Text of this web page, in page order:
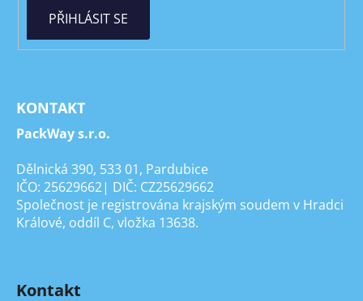
PŘIHLÁSIT SE
KONTAKT
PackWay s.r.o.
Dělnická 390, 533 01, Pardubice
IČO: 25629662| DIČ: CZ25629662
Společnost je registrována krajským soudem v Hradci
Králové, oddíl C, vložka 13638.
Kontakt